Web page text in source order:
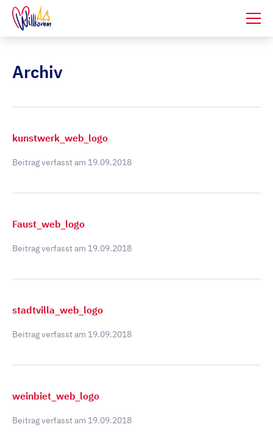
Archiv
kunstwerk_web_logo
Beitrag verfasst am 19.09.2018
Faust_web_logo
Beitrag verfasst am 19.09.2018
stadtvilla_web_logo
Beitrag verfasst am 19.09.2018
weinbiet_web_logo
Beitrag verfasst am 19.09.2018